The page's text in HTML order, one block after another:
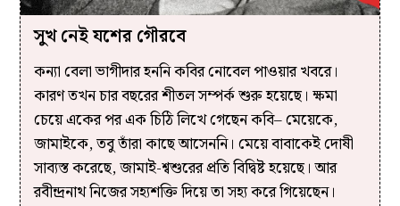
সুখ নেই যশের গৌরবে
কন্যা বেলা ভাগীদার হননি কবির নোবেল পাওয়ার খবরে।
কারণ তখন চার বছরের শীতল সম্পর্ক শুরু হয়েছে। ক্ষমা
চেয়ে একের পর এক চিঠি লিখে গেছেন কবি– মেয়েকে,
জামাইকে, তবু তাঁরা কাছে আসেননি। মেয়ে বাবাকেই দোষী
সাব্যস্ত করেছে, জামাই-শ্বশুরের প্রতি বিদ্বিষ্ট হয়েছে। আর
রবীন্দ্রনাথ নিজের সহ্যশক্তি দিয়ে তা সহ্য করে গিয়েছেন।